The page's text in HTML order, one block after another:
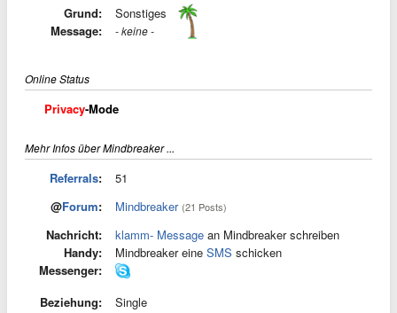
Grund:
Sonstiges
Message:
- keine -
Online Status
Privacy-Mode
Mehr Infos über Mindbreaker ...
Referrals:
51
@Forum: Mindbreaker (21 Posts)
Nachricht: klamm- Message an Mindbreaker schreiben
Handy:
Mindbreaker eine SMS schicken
Messenger:
Beziehung:
Single